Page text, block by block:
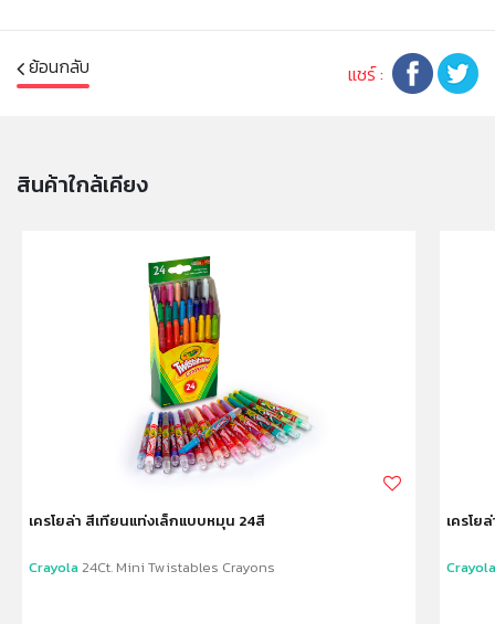
✔ หลีกเลี่ยกการใช้งานสีบนวอลล์เปเปอร์ ไม้ ไวนิล พรม และ
วัสดุอื่นๆที่ไม่สามารถซักล้างได้
✔ ไม่มีสารพิษ ปลอดภัย 100%
✔ บาร์โค้ด: 0071662530198
✔ Product size: (W)0.9 x(L)0.9 x(H)9cm.
✔ Product Weight: 0.05kg.
✔ สีของภาพ และรูปบรรจุภัณฑ์ของสินค้าบนหน้าจอ อาจ
แตกต่างกับของจริง
✔ เหมาะสำหรับ เด็กอายุ 3ปีขึ้นไป
สินค้าอาจมีการเปลี่ยนแปลงลวดลาย สีสันบนผลิตภัณฑ์ หรือ
แพ็คเกจโดยร้านฯอาจไม่สามารถแจ้งให้ทราบล่วงหน้า และสี
ของผลิตภัณฑ์ที่แสดงบนเว็บไซต์อาจมีความแตกต่างกันจาก
การตั้งค่าการแสดงผลสีของแต่ละหน้าจอ
คำเตือน/ข้อห้าม:
ย้อนกลับ แชร์ :
สินค้าใกล้เคียง
เครโยล่า สีเทียนแท่งเล็กแบบหมุน 24สี
Crayola24Ct. Mini Twistables Crayons
เครโย